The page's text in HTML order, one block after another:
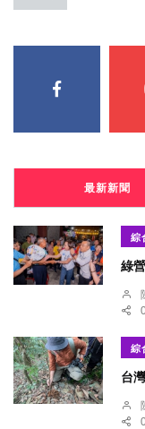
最新新聞
綜
綠
綜
台